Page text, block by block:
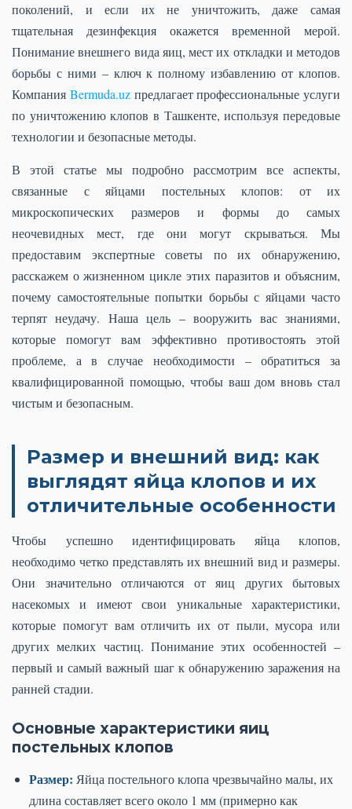
поколений, и если их не уничтожить, даже самая
тщательная дезинфекция окажется временной мерой.
Понимание внешнего вида яиц, мест их откладки и методов
борьбы с ними – ключ к полному избавлению от клопов.
Компания Bermuda.uzпредлагает профессиональные услуги
по уничтожению клопов в Ташкенте, используя передовые
технологии и безопасные методы.
В этой статье мы подробно рассмотрим все аспекты,
связанные с яйцами постельных клопов: от их
микроскопических размеров и формы до самых
неочевидных мест, где они могут скрываться. Мы
предоставим экспертные советы по их обнаружению,
расскажем о жизненном цикле этих паразитов и объясним,
почему самостоятельные попытки борьбы с яйцами часто
терпят неудачу. Наша цель – вооружить вас знаниями,
которые помогут вам эффективно противостоять этой
проблеме, а в случае необходимости – обратиться за
квалифицированной помощью, чтобы ваш дом вновь стал
чистым и безопасным.
Размер и внешний вид: как
выглядят яйца клопов и их
отличительные особенности
Чтобы успешно идентифицировать яйца клопов,
необходимо четко представлять их внешний вид и размеры.
Они значительно отличаются от яиц других бытовых
насекомых и имеют свои уникальные характеристики,
которые помогут вам отличить их от пыли, мусора или
других мелких частиц. Понимание этих особенностей –
первый и самый важный шаг к обнаружению заражения на
ранней стадии.
Основные характеристики яиц
постельных клопов
Размер: Яйца постельного клопа чрезвычайно малы, их
длина составляет всего около 1 мм (примерно как